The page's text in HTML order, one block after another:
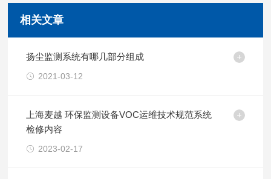
相关文章
扬尘监测系统有哪几部分组成
2021-03-12
上海麦越 环保监测设备VOC运维技术规范系统
检修内容
2023-02-17